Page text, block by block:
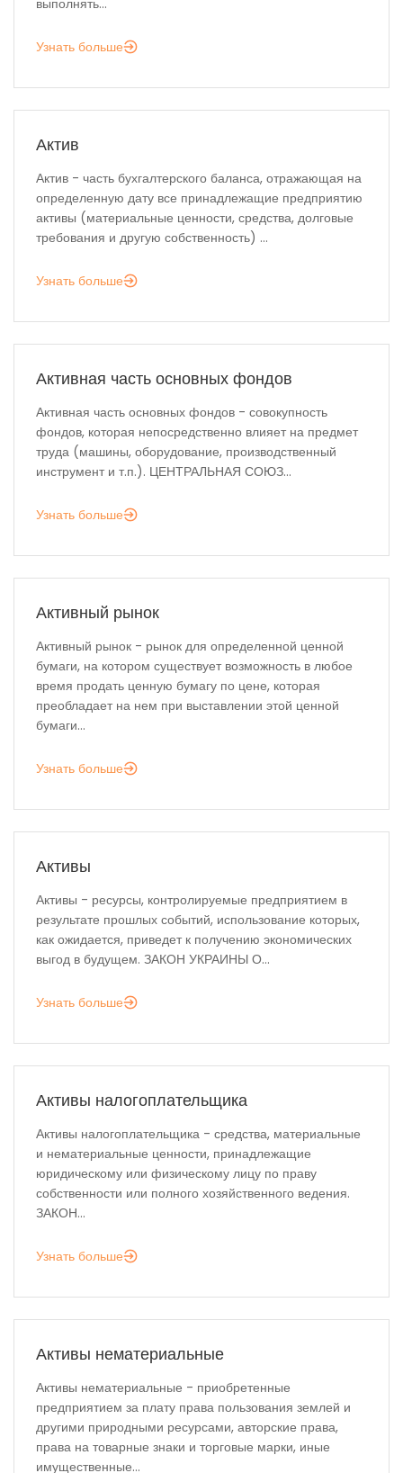
выполнять...
Узнать больше
Актив
Актив - часть бухгалтерского баланса, отражающая на
определенную дату все принадлежащие предприятию
активы (материальные ценности, средства, долговые
требования и другую собственность) ...
Узнать больше
Активная часть основных фондов
Активная часть основных фондов - совокупность
фондов, которая непосредственно влияет на предмет
труда (машины, оборудование, производственный
инструмент и т.п.). ЦЕНТРАЛЬНАЯ СОЮЗ...
Узнать больше
Активный рынок
Активный рынок - рынок для определенной ценной
бумаги, на котором существует возможность в любое
время продать ценную бумагу по цене, которая
преобладает на нем при выставлении этой ценной
бумаги...
Узнать больше
Активы
Активы - ресурсы, контролируемые предприятием в
результате прошлых событий, использование которых,
как ожидается, приведет к получению экономических
выгод в будущем. ЗАКОН УКРАИНЫ О...
Узнать больше
Активы налогоплательщика
Активы налогоплательщика - средства, материальные
и нематериальные ценности, принадлежащие
юридическому или физическому лицу по праву
собственности или полного хозяйственного ведения.
ЗАКОН...
Узнать больше
Активы нематериальные
Активы нематериальные - приобретенные
предприятием за плату права пользования землей и
другими природными ресурсами, авторские права,
права на товарные знаки и торговые марки, иные
имущественные...